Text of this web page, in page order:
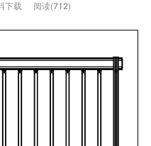
下载 阅读(712)